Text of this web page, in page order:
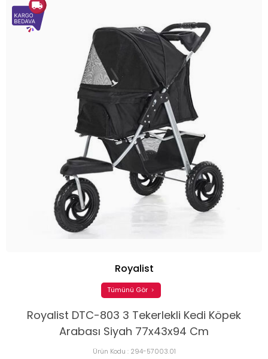
Royalist DTC-803 3 Tekerlekli Kedi Köpek
Arabası Siyah 77x43x94 Cm
Ürün Kodu : 294-57003.01
Royalist
Tümünü Gör